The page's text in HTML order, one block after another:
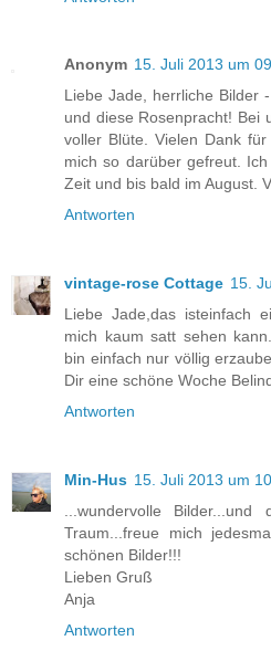
Anonym 15. Juli 2013 um
Liebe Jade, herrliche Bilder
und diese Rosenpracht! Bei
voller Blüte. Vielen Dank
mich so darüber gefreut.
Zeit und bis bald im August.
Antworten
vintage-rose Cottage 15.
Liebe Jade,das isteinfach
mich kaum satt sehen
bin einfach nur völlig
Dir eine schöne Woche
Antworten
Min-Hus 15. Juli 2013 um
...wundervolle
Traum...freue mich
schönen Bilder!!!
Lieben Gruß
Anja
Antworten